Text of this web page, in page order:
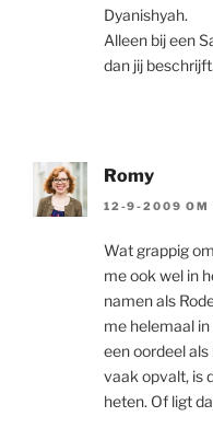
Dyanishyah.
Alleen bij een
dan jij beschrijft.
Romy
12-9-2009 OM
Wat grappig
me ook wel in
namen als
me helemaal
een oordeel
vaak opvalt, is
heten. Of ligt